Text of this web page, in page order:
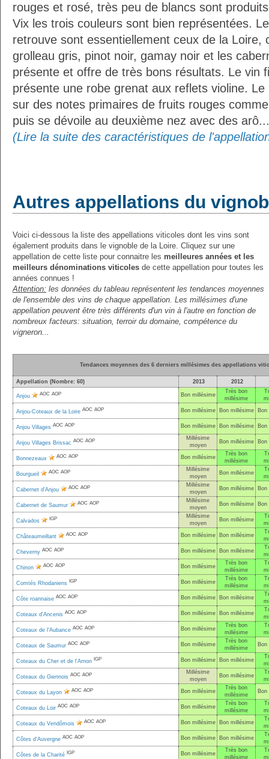
rouges et rosé, très peu de blancs sont
Vix les trois couleurs sont bien représentées.
retrouve sont essentiellement ceux de la Loire,
grolleau gris, pinot noir, gamay noir et les
présente et offre de très bons résultats. Le vin
présente une robe grenat aux reflets violine. Le
sur des notes primaires de fruits rouges
puis se dévoile au deuxième nez avec des arô...
(Lire la suite des caractéristiques de
Autres appellations du
Voici ci-dessous la liste des appellations viticoles dont les vins sont
également produits dans le vignoble de la Loire. Cliquez sur une
appellation de cette liste pour connaitre les meilleures années et les
meilleurs dénominations viticoles de cette appellation pour toutes les
années connues !
Attention: les données du tableau représentent les tendances moyennes
de l'ensemble des vins de chaque appellation. Les millésimes d'une
appellation peuvent être très différents d'un vin à l'autre en fonction de
nombreux facteurs: situation, terroir du domaine, compétence du
vigneron...
Tendances moyennes des 6 derniers millésimes des appellations
Appellation (Nombre: 60) 2013 2012
Anjou AOC AOP Bon millésime
Très bon
millésime
Anjou-Coteaux de la Loire AOC AOP Bon millésime Bon millésime Bon
Anjou Villages AOC AOP Bon millésime Bon millésime Bon
Anjou Villages Brissac AOC AOP
Millésime
moyen
Bon millésime Bon
Bonnezeaux AOC AOP Bon millésime
Très bon
millésime
Bourgueil AOC AOP
Millésime
moyen
Bon millésime
Cabernet d'Anjou AOC AOP
Millésime
moyen
Bon millésime Bon
Cabernet de Saumur AOC AOP
Millésime
moyen
Bon millésime Bon
Calvados IGP
Millésime
moyen
Bon millésime
Châteaumeillant AOC AOP Bon millésime Bon millésime
Cheverny AOC AOP Bon millésime Bon millésime
Chinon AOC AOP Bon millésime
Très bon
millésime
Comtés Rhodaniens IGP Bon millésime
Très bon
millésime
Côte roannaise AOC AOP Bon millésime Bon millésime
Coteaux d'Ancenis AOC AOP Bon millésime Bon millésime
Coteaux de l'Aubance AOC AOP Bon millésime
Très bon
millésime
Coteaux de Saumur AOC AOP Bon millésime
Très bon
millésime
Bon
Coteaux du Cher et de l'Arnon IGP Bon millésime Bon millésime
Coteaux du Giennois AOC AOP
Millésime
moyen
Bon millésime
Coteaux du Layon AOC AOP Bon millésime
Très bon
millésime
Bon
Coteaux du Loir AOC AOP Bon millésime
Très bon
millésime
Coteaux du Vendômois AOC AOP Bon millésime Bon millésime
Côtes d'Auvergne AOC AOP Bon millésime Bon millésime
Côtes de la Charité IGP Bon millésime
Très bon
millésime